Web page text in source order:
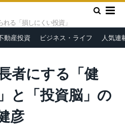
れる「損しにくい投資」
動産投資 ビジネス・ライフ 人気連
たを億万長者にする「健全な思い込
田健彦
者にする「健
と「投資脳」の
彦